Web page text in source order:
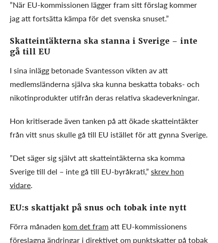
”När EU-kommissionen lägger fram sitt förslag kommer
jag att fortsätta kämpa för det svenska snuset.”
Skatteintäkterna ska stanna i Sverige – inte
gå till EU
I sina inlägg betonade Svantesson vikten av att
medlemsländerna själva ska kunna beskatta tobaks- och
nikotinprodukter utifrån deras relativa skadeverkningar.
Hon kritiserade även tanken på att ökade skatteintäkter
från vitt snus skulle gå till EU istället för att gynna Sverige.
”Det säger sig självt att skatteintäkterna ska komma
Sverige till del – inte gå till EU-byråkrati,” skrev hon
vidare.
EU:s skattjakt på snus och tobak inte nytt
Förra månaden kom det framatt EU-kommissionens
föreslagna ändringar i direktivet om punktskatter på tobak